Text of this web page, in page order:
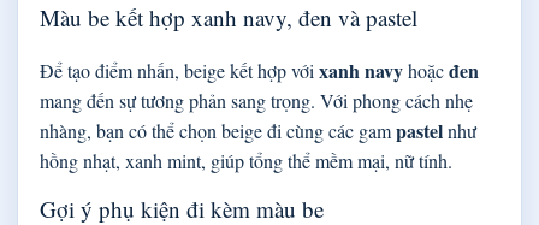
Màu be kết hợp xanh navy, đen và pastel
Để tạo điểm nhấn, beige kết hợp với xanh navyhoặcđen
mang đến sự tương phản sang trọng. Với phong cách nhẹ
nhàng, bạn có thể chọn beige đi cùng các gampastelnhư
hồng nhạt, xanh mint, giúp tổng thể mềm mại, nữ tính.
Gợi ý phụ kiện đi kèm màu be